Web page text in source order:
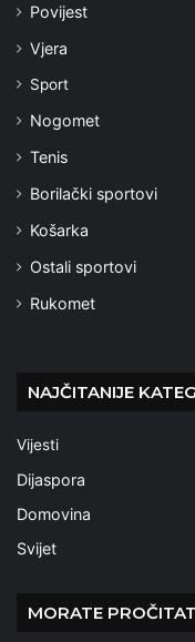
Povijest
Vjera
Sport
Nogomet
Tenis
Borilački sportovi
Košarka
Ostali sportovi
Rukomet
NAJČITANIJE
Vijesti
Dijaspora
Domovina
Svijet
MORATE